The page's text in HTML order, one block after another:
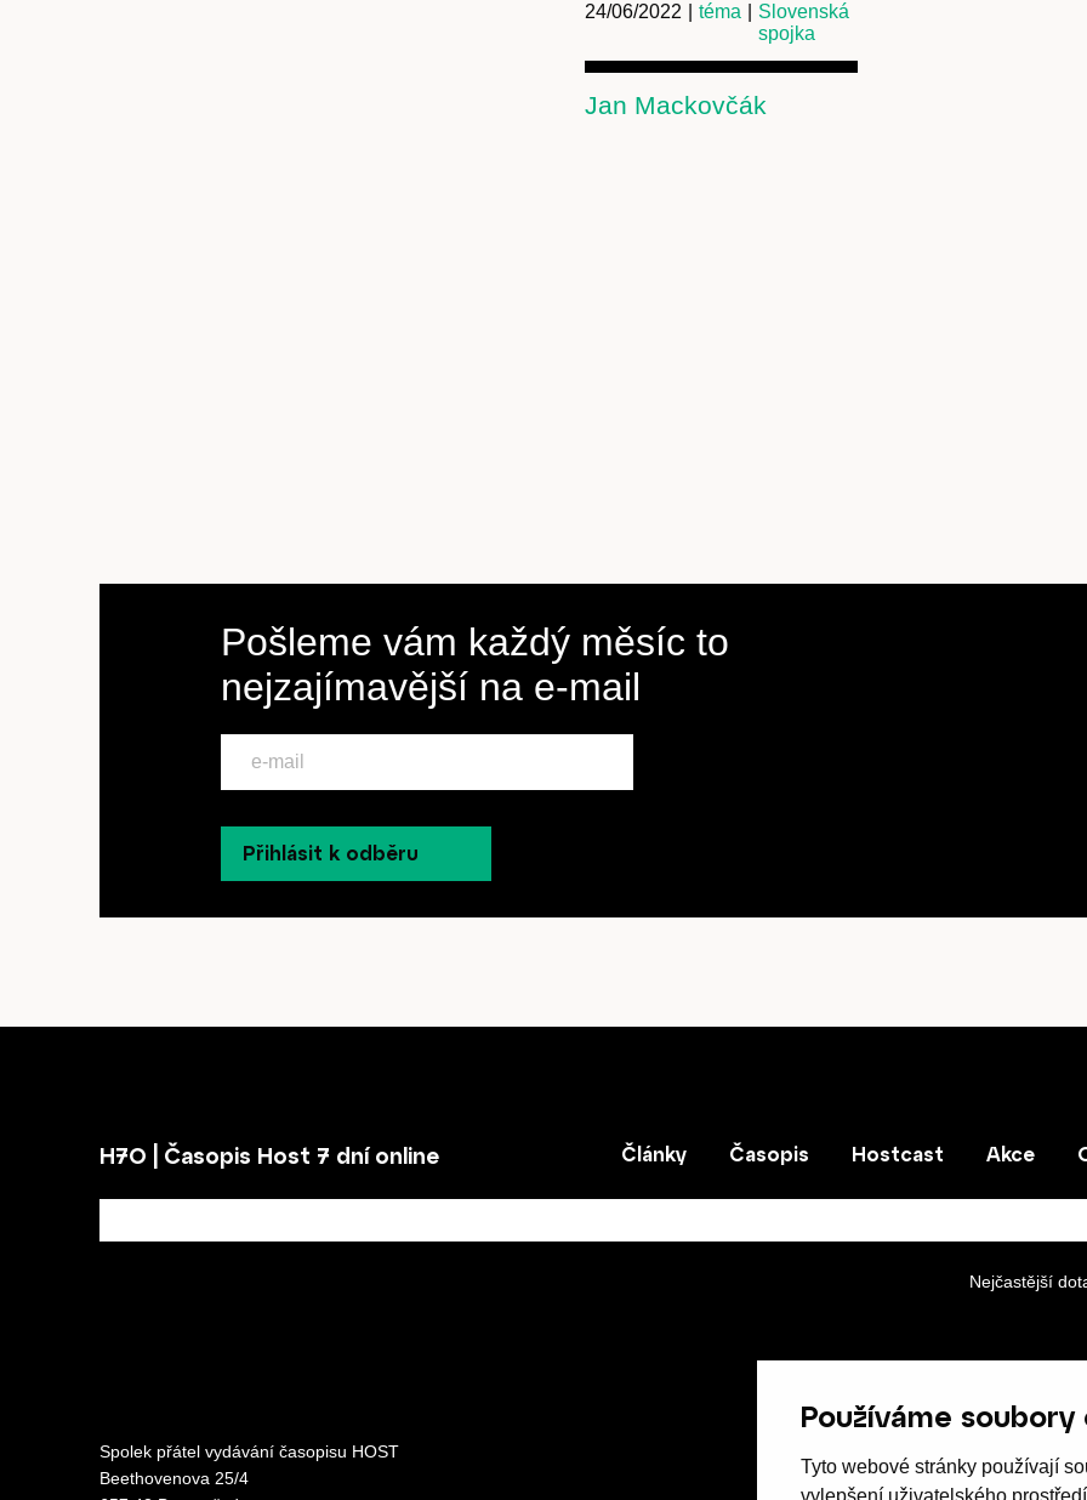
Používáme soubory
Tyto webové stránky používají
vylepšení uživatelského
24/06/2022 téma
Slovenská
spojka
Jan Mackovčák
Pošleme vám každý měsíc to
nejzajímavější na e-mail
Přihlásit k odběru
H7O | Časopis Host 7 dní online Články Časopis Hostcast Akce
Nejčastější
Spolek přátel vydávání časopisu HOST
Beethovenova 25/4